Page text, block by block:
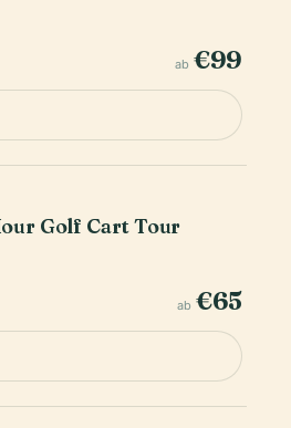
ab €99
Golf Cart Tour
ab €65